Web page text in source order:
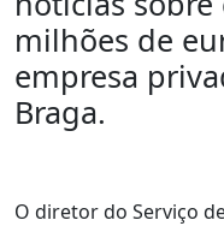
milhões de
empresa
Braga.
O diretor do Serviço